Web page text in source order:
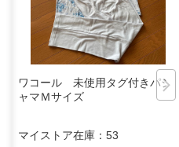
ワコール 未使用タグ付きパジ
ャマＭサイズ
マイストア在庫： 53